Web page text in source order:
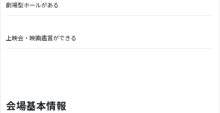
劇場型ホールがある
上映会・映画鑑賞ができる
会場基本情報